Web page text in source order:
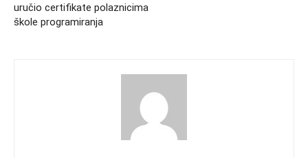
uručio certifikate polaznicima
škole programiranja